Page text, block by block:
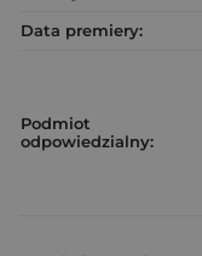
Data premiery:
Podmiot
odpowiedzialny: